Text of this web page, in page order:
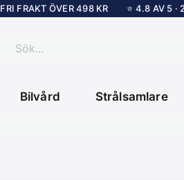
FRI FRAKT ÖVER 498 KR ⭐ 4.8 AV 5
Sök...
Bilvård Strålsamlare